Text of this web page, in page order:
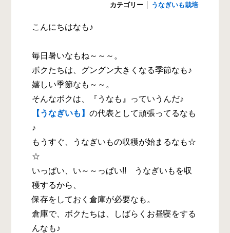
カテゴリー うなぎいも栽培
こんにちはなも♪
毎日暑いなもね～～～。
ボクたちは、グングン大きくなる季節なも♪
嬉しい季節なも～～。
そんなボクは、『うなも』っていうんだ♪
【うなぎいも】の代表として頑張ってるなも
♪
もうすぐ、うなぎいもの収穫が始まるなも☆
☆
いっぱい、い～～っぱい!! うなぎいもを収
穫するから、
保存をしておく倉庫が必要なも。
倉庫で、ボクたちは、しばらくお昼寝をする
んなも♪